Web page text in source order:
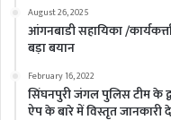
August 26, 2025
आंगनबाडी सहायिका /
बड़ा बयान
February 16, 2022
सिंघनपुरी जंगल पुलिस टीम के
ऐप के बारे में विस्तृत जानकारी